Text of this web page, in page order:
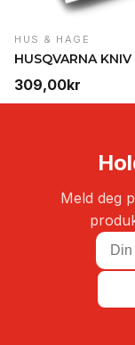
HUS & HAGE
309,00kr
Meld deg